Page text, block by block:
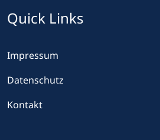
Quick Links
Impressum
Datenschutz
Kontakt